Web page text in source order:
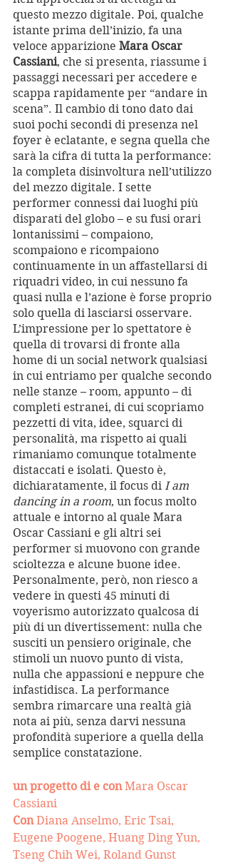
questo mezzo digitale. Poi, qualche
istante prima dell’inizio, fa una
veloce apparizione Mara Oscar
Cassiani, che si presenta, riassume i
passaggi necessari per accedere e
scappa rapidamente per “andare in
scena”. Il cambio di tono dato dai
suoi pochi secondi di presenza nel
foyer è eclatante, e segna quella che
sarà la cifra di tutta la performance:
la completa disinvoltura nell’utilizzo
del mezzo digitale. I sette
performer connessi dai luoghi più
disparati del globo – e su fusi orari
lontanissimi – compaiono,
scompaiono e ricompaiono
continuamente in un affastellarsi di
riquadri video, in cui nessuno fa
quasi nulla e l’azione è forse proprio
solo quella di lasciarsi osservare.
L’impressione per lo spettatore è
quella di trovarsi di fronte alla
home di un social network qualsiasi
in cui entriamo per qualche secondo
nelle stanze – room, appunto – di
completi estranei, di cui scopriamo
pezzetti di vita, idee, squarci di
personalità, ma rispetto ai quali
rimaniamo comunque totalmente
distaccati e isolati. Questo è,
dichiaratamente, il focus di I am
dancing in a room, un focus molto
attuale e intorno al quale Mara
Oscar Cassiani e gli altri sei
performer si muovono con grande
scioltezza e alcune buone idee.
Personalmente, però, non riesco a
vedere in questi 45 minuti di
voyerismo autorizzato qualcosa di
più di un divertissement: nulla che
susciti un pensiero originale, che
stimoli un nuovo punto di vista,
nulla che appassioni e neppure che
infastidisca. La performance
sembra rimarcare una realtà già
nota ai più, senza darvi nessuna
profondità superiore a quella della
semplice constatazione.
un progetto di e con Mara Oscar
Cassiani
Con Diana Anselmo, Eric Tsai,
Eugene Poogene, Huang Ding Yun,
Tseng Chih Wei, Roland Gunst